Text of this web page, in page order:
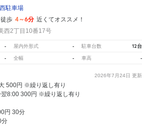
駐車場
徒歩 4～6分 近くてオススメ！
西2丁目10番17号
- 屋内外形式 - 駐車台数 12台
- 全幅 - 車高 -
2026年7月24日 更新
500円 ※繰り返し有り
8:00 300円 ※繰り返し有り
円 30分
分